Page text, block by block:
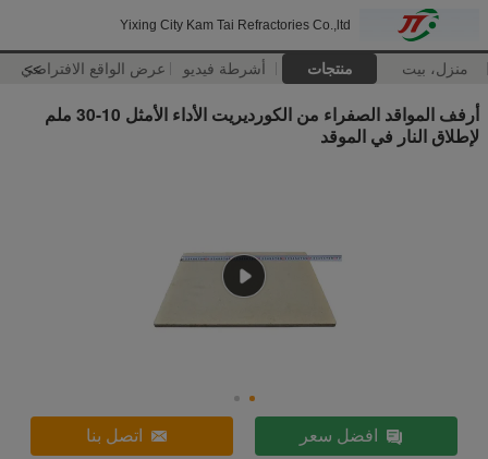
Yixing City Kam Tai Refractories Co.,ltd
منزل، بيت منتجات أشرطة فيديو عرض الواقع الافتراضي
>>
أرفف المواقد الصفراء من الكورديريت الأداء الأمثل 10-30 ملم
لإطلاق النار في الموقد
افضل سعر اتصل بنا